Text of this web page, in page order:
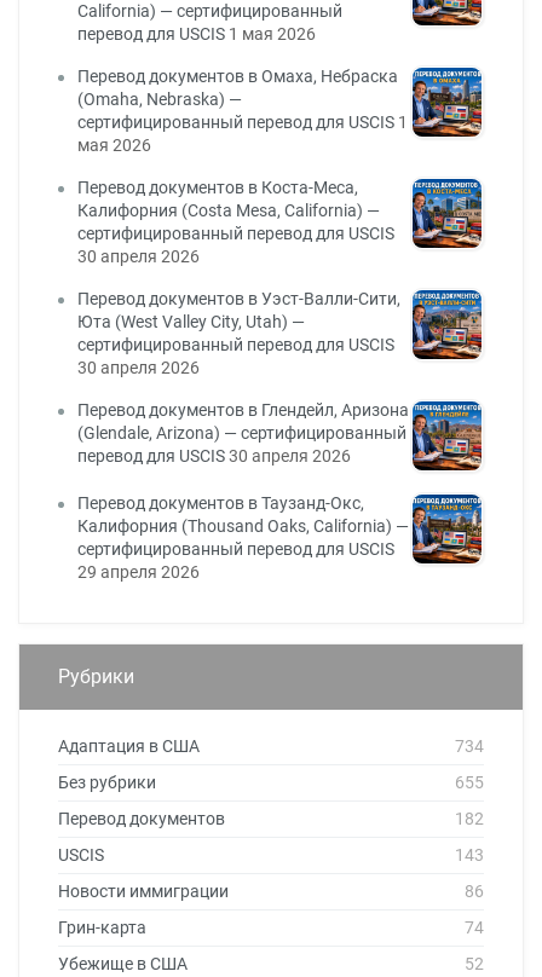
California) — сертифицированный
перевод для USCIS 1 мая 2026
Перевод документов в Омаха, Небраска
(Omaha, Nebraska) —
сертифицированный перевод для USCIS 1
мая 2026
Перевод документов в Коста-Меса,
Калифорния (Costa Mesa, California) —
сертифицированный перевод для USCIS
30 апреля 2026
Перевод документов в Уэст-Валли-Сити,
Юта (West Valley City, Utah) —
сертифицированный перевод для USCIS
30 апреля 2026
Перевод документов в Глендейл, Аризона
(Glendale, Arizona) — сертифицированный
перевод для USCIS30 апреля 2026
Перевод документов в Таузанд-Окс,
Калифорния (Thousand Oaks, California) —
сертифицированный перевод для USCIS
29 апреля 2026
Рубрики
Адаптация в США
734
Без рубрики
655
Перевод документов
182
USCIS
143
Новости иммиграции
86
Грин-карта
74
Убежище в США
52